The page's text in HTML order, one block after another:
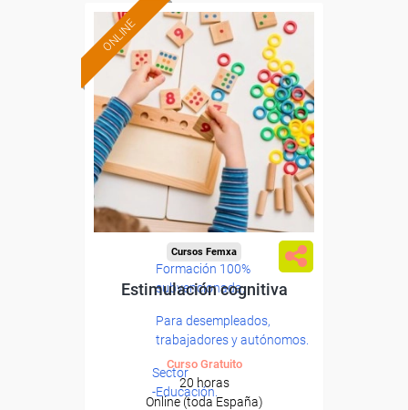
ONLINE
Formación 100%
subvencionada.
Para desempleados,
trabajadores y autónomos.
Sector
-Educación.
Cursos Femxa
Estimulación cognitiva
Curso Gratuito
20 horas
Online (toda España)